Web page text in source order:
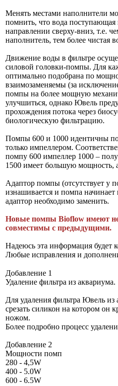
Менять местами наполнители
помнить, что вода поступающая
направлении сверху-вниз, т.е.
наполнитель, тем более чистая
Движение воды в фильтре
силовой головки-помпы. Для
оптимально подобрана по
взаимозаменяемы (за
помпы на более мощную
улучшиться, однако Ювель
прохождения потока через
биологическую фильтрацию.
Помпы 600 и 1000 идентичны
только импеллером.
помпу 600 импеллер 1000 –
1500 имеет большую
Адаптор помпы (отсутствует у
изнашивается и помпа
адаптор необходимо заменить.
Новые помпы Bioflow имеют
совместимы с предыдущими.
Надеюсь эта информация будет
Любые исправления и
Добавление 1
Удаление фильтра из аквариума.
Для удаления фильтра Ювель из
срезать силикон на котором он
ножом.
Более подробно процесс
Добавление 2
Мощности помп
280 - 4,5W
400 - 5.0W
600 - 6.5W